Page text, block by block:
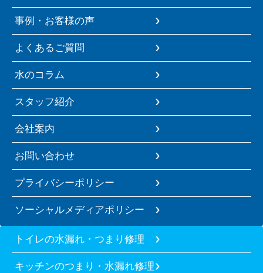
事例・お客様の声
よくあるご質問
水のコラム
スタッフ紹介
会社案内
お問い合わせ
プライバシーポリシー
ソーシャルメディアポリシー
トイレの水漏れ・つまり修理
キッチンのつまり・水漏れ修理